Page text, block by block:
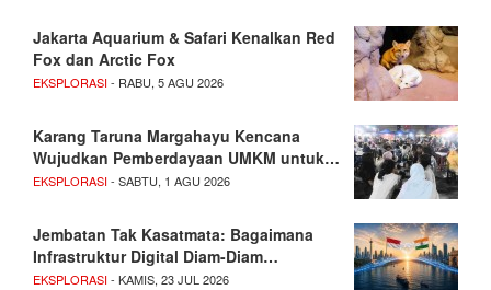
Jakarta Aquarium & Safari Kenalkan Red
Fox dan Arctic Fox
EKSPLORASI- RABU, 5 AGU 2026
Karang Taruna Margahayu Kencana
Wujudkan Pemberdayaan UMKM untuk…
EKSPLORASI- SABTU, 1 AGU 2026
Jembatan Tak Kasatmata: Bagaimana
Infrastruktur Digital Diam-Diam…
EKSPLORASI- KAMIS, 23 JUL 2026